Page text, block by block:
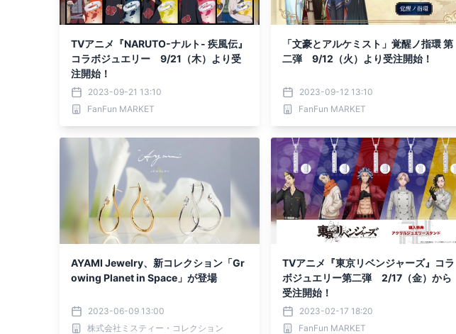
TVアニメ『NARUTO-ナルト- 疾風伝』
コラボジュエリー 9/21（木）より受
注開始！
2023-09-21 13:10
FanFun MARKET
「文豪とアルケミスト」覚醒ノ指環 第
二弾 9/12（火）より受注開始！
2023-09-12 13:10
FanFun MARKET
AYAMI Jewelry、新コレクション「Gr
owing Planet in Space」が登場
2023-06-09 13:00
株式会社ミスティー・コレクション
TVアニメ『東京リベンジャーズ』コラ
ボジュエリー第二弾 2/17（金）から
受注開始！
2023-02-17 18:20
FanFun MARKET